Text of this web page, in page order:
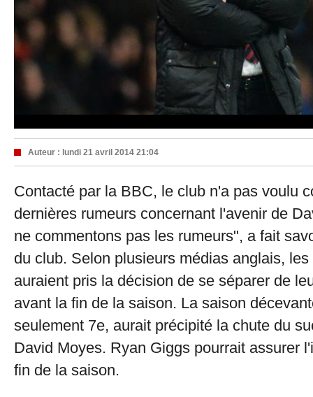
Auteur : lundi 21 avril 2014 21:04
Contacté par la BBC, le club n'a pas voulu
dernières rumeurs concernant l'avenir de
ne commentons pas les rumeurs", a fait
du club. Selon plusieurs médias anglais,
auraient pris la décision de se séparer de
avant la fin de la saison. La saison
seulement 7e, aurait précipité la chute du
David Moyes. Ryan Giggs pourrait assurer
fin de la saison.